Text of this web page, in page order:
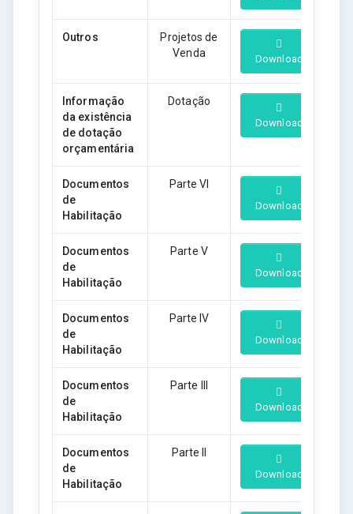
Outros
Projetos de
Venda
Download
Informação
da existência
de dotação
orçamentária
Dotação
Download
Documentos
de
Habilitação
Parte VI
Download
Documentos
de
Habilitação
Parte V
Download
Documentos
de
Habilitação
Parte IV
Download
Documentos
de
Habilitação
Parte III
Download
Documentos
de
Habilitação
Parte II
Download